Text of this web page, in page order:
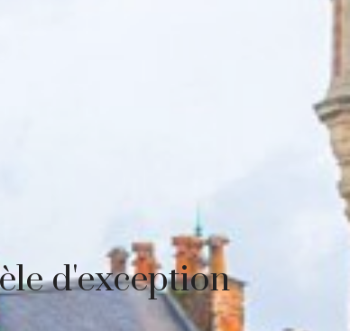
d'exception